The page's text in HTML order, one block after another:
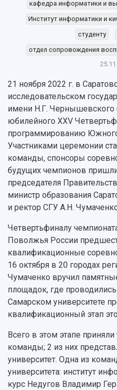
Рейтинги
Руководство
Наблюдательный
Попечительский совет
Кадровый резерв
Персоналии
Сотрудники и
Заслуженные деятели
Структура
Институты и
Кафедры
Научные
Общественные
Институт
Инжиниринговый
Аграрный
Архив
Фирменный стиль
Устойчивое развитие
Кампус
3D-тур по
Музеи
Учебный аэродром
Объявления
События
СМИ об университете
Газета "Самарский
Мы в соцсетях
Мультимедиа
Подкасты
Просветительский
Бакалавриат и
Магистратура
Формы обучения
Учебные планы
Дополнительное
Институты и
Образовательные
Профессорско-
Расписание занятий
Стипендии
Тестирование
знание русского
основ
Платные
Скидки на обучение
Подготовительные
Библиотека
Видеолекции
Противодействие
Диссертационные
Подготовка научных
Научно-технический
Аспирантура и
Справочные
Научная
Научно-
Структурная схема
исследовательской
Материальная база
Подразделения
Результаты научно-
деятельности
Научно-технические
Конкурсы научных
Областной конкурс
Отчеты о научно-
деятельности
Научные
Патенты
Публикации и
Отчеты о
кафедра информатики и
Институт информатики и
студенту
отдел сопровождения
21 ноября 2022 г. в
исследовательском
имени Н.Г. Чернышевского
юбилейного XXV
программированию
Участниками церемонии
команды, спонсоры
будущих чемпионов
председателя
министр образования
и ректор СГУ А.Н.
Четвертьфиналу
Поволжья России
квалификационные
16 октября в 20 городах
Чумаченко вручил
площадок, где
Самарском университете
квалификационный этап
Всего в этом этапе
команды; 2 из них
университет. Одна из
университета: институт
курс Недугов Владимир